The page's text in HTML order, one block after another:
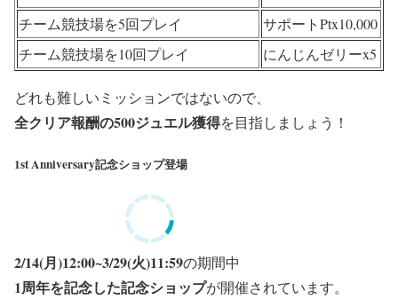
チーム競技場を5回プレイ
サポートPtx10,000
チーム競技場を10回プレイ
にんじんゼリーx5
どれも難しいミッションではないので、
全クリア報酬の500ジュエル獲得を目指しましょう！
1st Anniversary記念ショップ登場
2/14(月)12:00~3/29(火)11:59の期間中
1周年を記念した記念ショップが開催されています。